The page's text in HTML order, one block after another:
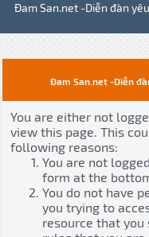
Đam San.net -Diễn đàn
Đam San.net -Diễn
You are either not
view this page. This
following reasons:
You are not
form at the
You do not have
you trying to
resource that you